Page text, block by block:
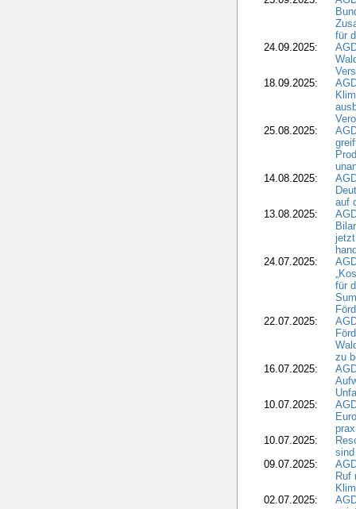
für
24.09.2025:
18.09.2025:
25.08.2025:
14.08.2025:
auf
13.08.2025:
24.07.2025:
für
22.07.2025:
zu
16.07.2025:
10.07.2025:
10.07.2025:
09.07.2025:
Ruf
02.07.2025: